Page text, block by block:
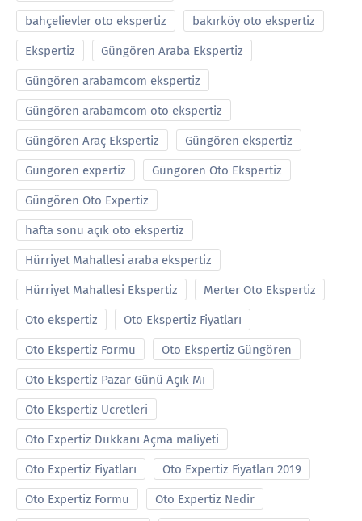
bahçelievler oto ekspertiz bakırköy oto ekspertiz
Ekspertiz Güngören Araba Ekspertiz
Güngören arabamcom ekspertiz
Güngören arabamcom oto ekspertiz
Güngören Araç Ekspertiz Güngören ekspertiz
Güngören expertiz Güngören Oto Ekspertiz
Güngören Oto Expertiz
hafta sonu açık oto ekspertiz
Hürriyet Mahallesi araba ekspertiz
Hürriyet Mahallesi Ekspertiz Merter Oto Ekspertiz
Oto ekspertiz Oto Ekspertiz Fiyatları
Oto Ekspertiz Formu Oto Ekspertiz Güngören
Oto Ekspertiz Pazar Günü Açık Mı
Oto Ekspertiz Ucretleri
Oto Expertiz Dükkanı Açma maliyeti
Oto Expertiz Fiyatları Oto Expertiz Fiyatları 2019
Oto Expertiz Formu Oto Expertiz Nedir